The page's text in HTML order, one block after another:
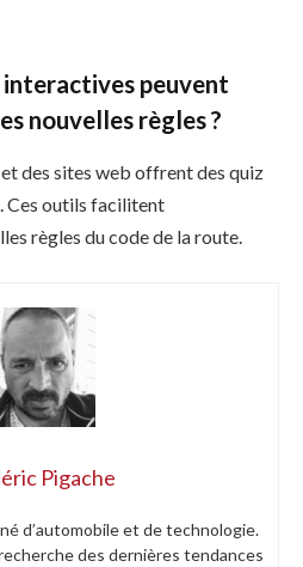
interactives peuvent
nouvelles règles ?
des sites web offrent des quiz
Ces outils facilitent
règles du code de la route.
Pigache
d’automobile et de technologie.
des dernières tendances